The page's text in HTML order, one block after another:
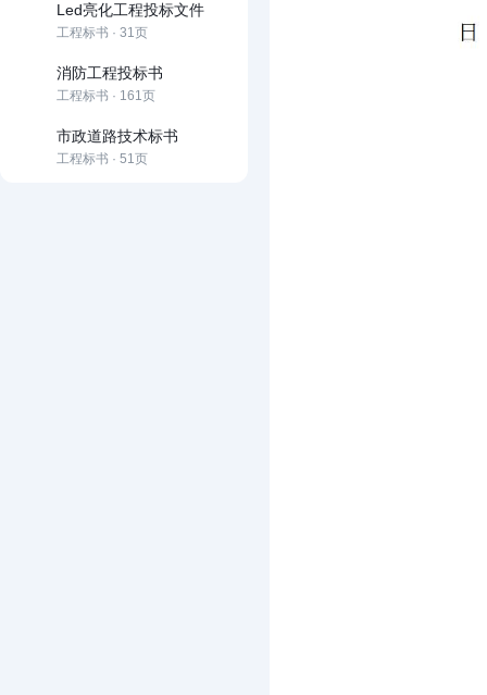
Led亮化工程投标文件
工程标书 · 31页
消防工程投标书
工程标书 · 161页
市政道路技术标书
工程标书 · 51页